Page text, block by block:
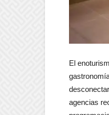
El
agencias